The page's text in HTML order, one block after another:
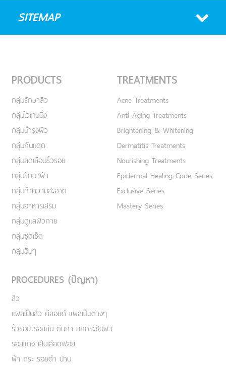
SITEMAP
PRODUCTS
กลุ่มรักษาสิว
กลุ่มไวเทนนิ่ง
กลุ่มบำรุงผิว
กลุ่มกันแดด
กลุ่มลดเลือนริ้วรอย
กลุ่มรักษาฝ้า
กลุ่มทำความสะอาด
กลุ่มอาหารเสริม
กลุ่มดูแลผิวกาย
กลุ่มชุดเซ็ต
กลุ่มอื่นๆ
TREATMENTS
Acne Treatments
Anti Aging Treatments
Brightening & Whitening
Dermatitis Treatments
Nourishing Treatments
Epidermal Healing Code Series
Exclusive Series
Mastery Series
PROCEDURES (ปัญหา)
สิว
แผลเป็นสิว คีลอยด์ แผลเป็นต่างๆ
ริ้วรอย รอยย่น ตีนกา ยกกระชับผิว
รอยแดง เส้นเลือดฟอย
ฝ้า กระ รอยดำ ปาน